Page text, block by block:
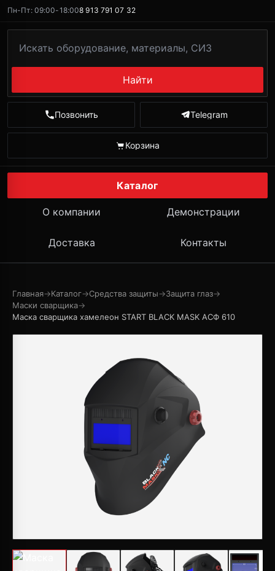
Пн-Пт: 09:00-18:008 913 791 07 32
Найти
Позвонить Telegram
Корзина
Каталог
О компании Демонстрации
Доставка Контакты
Главная→Каталог→Средства защиты→Защита глаз→
Маски сварщика→
Маска сварщика хамелеон START BLACK MASK АСФ 610